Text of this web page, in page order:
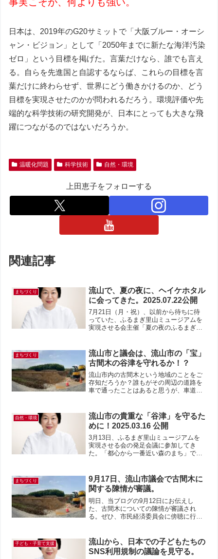
日本は、2019年のG20サミットで「大阪ブルー・オーシ
ャン・ビジョン」として「2050年までに新たな海洋汚染
ゼロ」という目標を掲げた。言葉だけなら、誰でも言え
る。自らを先進国と自認するならば、これらの目標を言
葉だけに終わらせず、世界にどう働きかけるのか、どう
目標を実現させたのかが問われるだろう。環境評価や先
端的な科学技術の研究開発が、日本にとっても大きな飛
躍につながるのではないだろうか。
温暖化問題 科学技術 自然・環境
上田恵子をフォローする
関連記事
まちづくり
流山で、夏の夜に、ヘイケホタル
に会ってきた。2025.07.22公開
7月21日（月・祝）、以前から待ちに待
っていた、ふるまぎ里山ミュージアムを
実現させる会主催「夏の夜のふるまぎ観
ング。たくさんの人が一緒なので怖くな
い。ふるまぎ里山ミュ...
まちづくり
流山市と議会は、流山市の「宝」
古間木の谷津を守れるか！？
流山市内の古間木という地域のことをご
存知だろうか？誰もがその周辺の道路を
車で通ったことはあると思うが、車道か
まぎ里山ミュージアムを実現する会」
と、これに賛同する市民の...
自然・環境
流山市の貴重な「谷津」を守るた
めに！2025.03.16 公開
3月13日、ふるまぎ里山ミュージアムを
実現させる会の発足会議に参加してき
た。「都心から一番近い森のまち」であ
激減している。「生物多様性戦略ながれ
やま」を策定し、モニタ...
まちづくり
9月17日、流山市議会で古間木に
関する陳情が審議。
明日、当ブログの9月12日にお伝えし
た、古間木についての陳情が審議され
る。ぜひ、市民経済委員会に傍聴に行き
事務局へ。ここで手続きをして、委員会
室に入室しま...
子ども・子育て支援
流山から、日本での子どもたちの
SNS利用規制の議論を見守る。